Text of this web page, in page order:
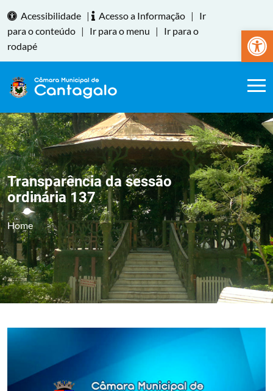
Abrir
Acessibilidade | Acesso a Informação |
Ir
para o conteúdo | Ir para o menu |
Ir para o
rodapé
Transparência da sessão
ordinária 137
Home